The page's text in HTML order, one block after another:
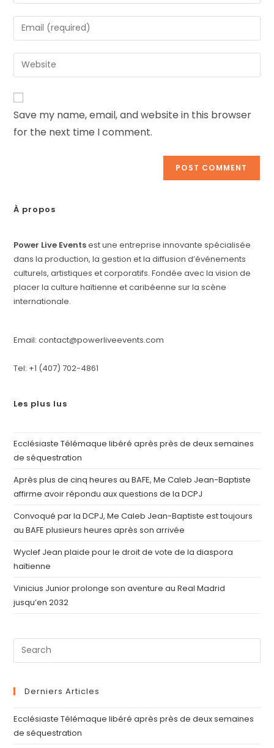
Save my name, email, and website in this browser
for the next time I comment.
À propos
Power Live Eventsest une entreprise innovante spécialisée
dans la production, la gestion et la diffusion d’événements
culturels, artistiques et corporatifs. Fondée avec la vision de
placer la culture haïtienne et caribéenne sur la scène
internationale.
Email: contact@powerliveevents.com
Tel: +1 (407) 702-4861
Les plus lus
Ecclésiaste Télémaque libéré après près de deux semaines
de séquestration
Après plus de cinq heures au BAFE, Me Caleb Jean-Baptiste
affirme avoir répondu aux questions de la DCPJ
Convoqué par la DCPJ, Me Caleb Jean-Baptiste est toujours
au BAFE plusieurs heures après son arrivée
Wyclef Jean plaide pour le droit de vote de la diaspora
haïtienne
Vinicius Junior prolonge son aventure au Real Madrid
jusqu’en 2032
Derniers Articles
Ecclésiaste Télémaque libéré après près de deux semaines
de séquestration